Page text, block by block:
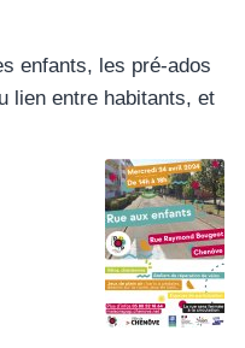
enfants, les pré-ados
lien entre habitants, et